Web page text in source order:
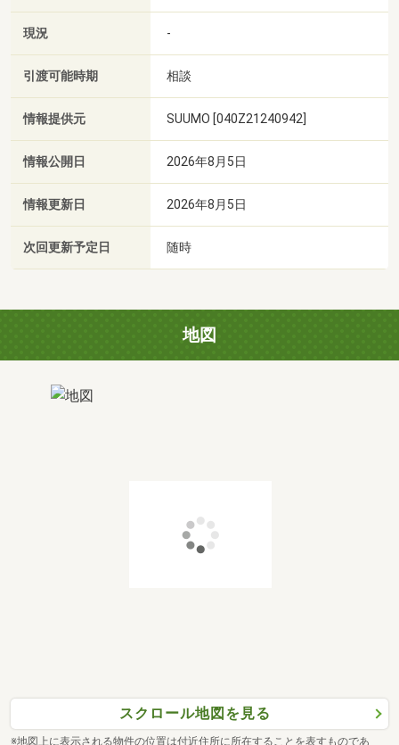
現況 -
引渡可能時期 相談
情報提供元 SUUMO [040Z21240942]
情報公開日 2026年8月5日
情報更新日 2026年8月5日
次回更新予定日 随時
地図
スクロール地図を見る
※地図上に表示される物件の位置は付近住所に所在することを表すものであ